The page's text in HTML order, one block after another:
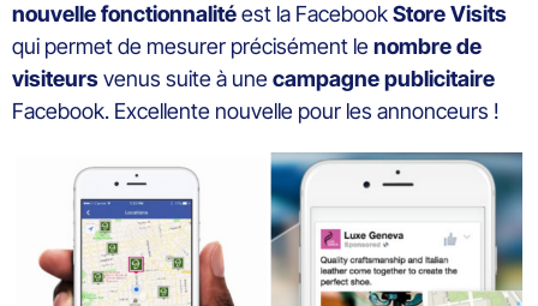
nouvellefonctionnalitéest la FacebookStore Visits
qui permet de mesurer précisément lenombre de
visiteursvenus suite à unecampagnepublicitaire
Facebook. Excellente nouvelle pour les annonceurs !